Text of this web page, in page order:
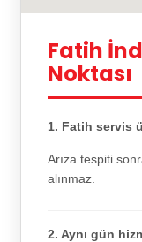
Fatih
Noktası
1. Fatih servis
Arıza tespiti
alınmaz.
2. Aynı gün